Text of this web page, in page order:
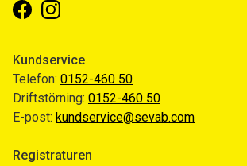
FacebookInstagram
Kundservice
Telefon: 0152-460 50
Driftstörning: 0152-460 50
E-post: kundservice@sevab.com
Registraturen